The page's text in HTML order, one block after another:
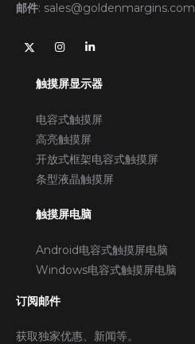
邮件: sales@goldenmargins.com
触摸屏显示器
电容式触摸屏
高亮触摸屏
开放式框架电容式触摸屏
条型液晶触摸屏
触摸屏电脑
Android电容式触摸屏电脑
Windows电容式触摸屏电脑
订阅邮件
获取独家优惠、新闻等。